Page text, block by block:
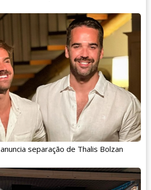
separação de Thalis Bolzan